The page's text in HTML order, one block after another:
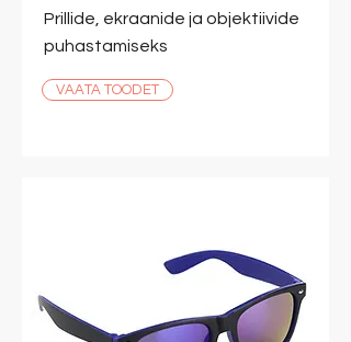
Prillide, ekraanide ja objektiivide
puhastamiseks
VAATA TOODET